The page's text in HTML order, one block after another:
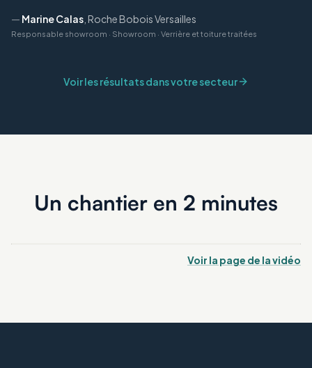
— Marine Calas Roche Bobois Versailles
Responsable showroom · Showroom · Verrière et toiture traitées
Voir les résultats dans votre secteur
Un chantier en 2 minutes
Voir la page de la vidéo